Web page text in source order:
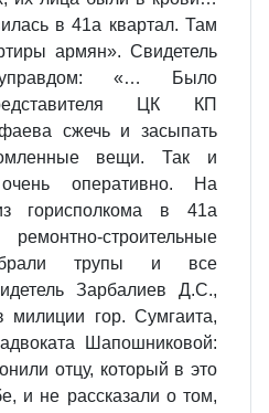
в 41а квартал. Там
армян». Свидетель
«… Было
ЦК КП
сжечь и засыпать
вещи. Так и
оперативно. На
горисполкома в 41а
строительные
трупы и все
Зарбалиев Д.С.,
милиции гор. Сумгаита,
Шапошниковой:
отцу, который в это
и не рассказали о том,